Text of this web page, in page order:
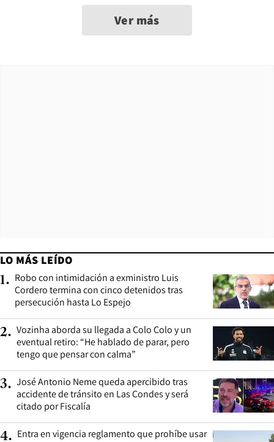
Ver más
LO MÁS LEÍDO
1. Robo con intimidación a exministro Luis
Cordero termina con cinco detenidos tras
persecución hasta Lo Espejo
2. Vozinha aborda su llegada a Colo Colo y un
eventual retiro: “He hablado de parar, pero
tengo que pensar con calma”
3. José Antonio Neme queda apercibido tras
accidente de tránsito en Las Condes y será
citado por Fiscalía
4. Entra en vigencia reglamento que prohíbe usar